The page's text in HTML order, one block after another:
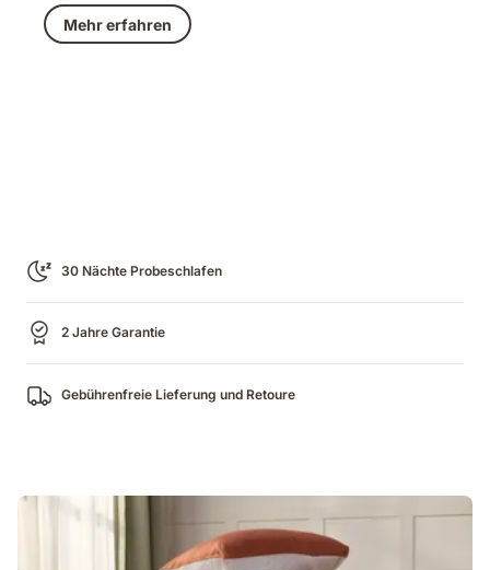
€ 87,00 Preis
€ 174,00
Mehr erfahren
30 Nächte Probeschlafen
2 Jahre Garantie
Gebührenfreie Lieferung und Retoure